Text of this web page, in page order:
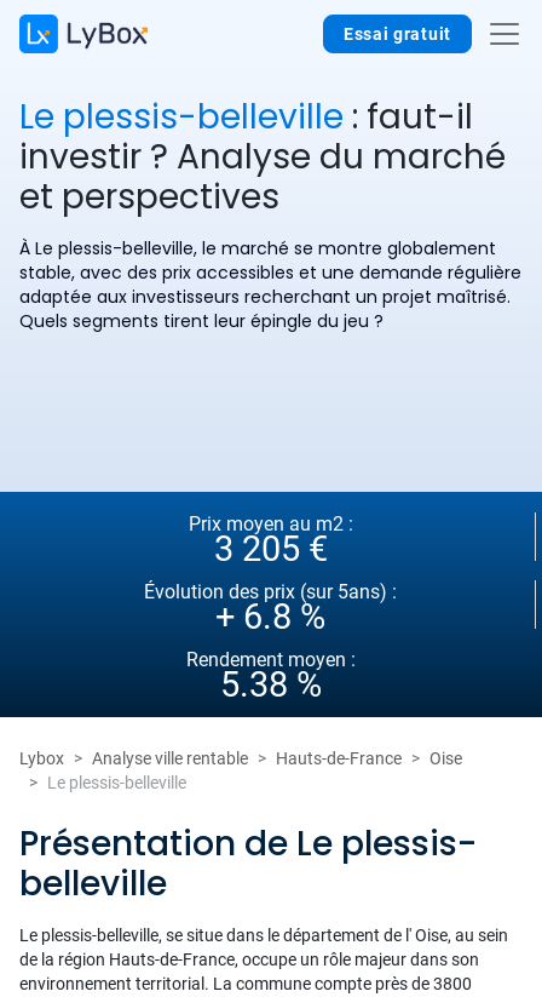
Essai gratuit
Le plessis-belleville : faut-il
investir ? Analyse du marché
et perspectives
À Le plessis-belleville, le marché se montre globalement
stable, avec des prix accessibles et une demande régulière
adaptée aux investisseurs recherchant un projet maîtrisé.
Quels segments tirent leur épingle du jeu ?
Prix moyen au m2 :
3 205 €
Évolution des prix (sur 5ans) :
+ 6.8 %
Rendement moyen :
5.38 %
Lybox Analyse ville rentable Hauts-de-France
Oise
Le plessis-belleville
Présentation de Le plessis-
belleville
Le plessis-belleville, se situe dans le département de l' Oise, au sein
de la région Hauts-de-France, occupe un rôle majeur dans son
environnement territorial. La commune compte près de 3800